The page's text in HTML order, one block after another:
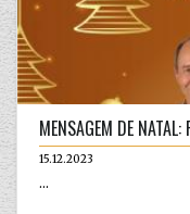
MENSAGEM DE
15.12.2023
...